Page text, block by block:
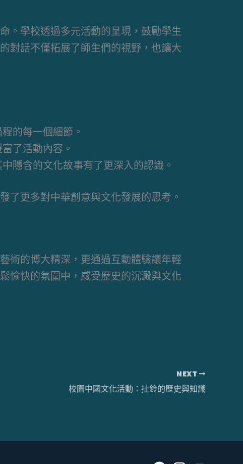
。學校透過多元活動的呈現，鼓勵學生
對話不僅拓展了師生們的視野，也讓大
的每一個細節。
了活動內容。
隱含的文化故事有了更深入的認識。
了更多對中華創意與文化發展的思考。
術的博大精深，更通過互動體驗讓年輕
愉快的氛圍中，感受歷史的沉澱與文化
NEXT
校園中國文化活動：扯鈴的歷史與知識